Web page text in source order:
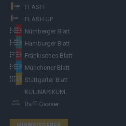
FLASH
FLASH UP
Nürnberger Blatt
Hamburger Blatt
Fränkisches Blatt
Münchener Blatt
Stuttgarter Blatt
KULINARIKUM.
Raffi Gasser